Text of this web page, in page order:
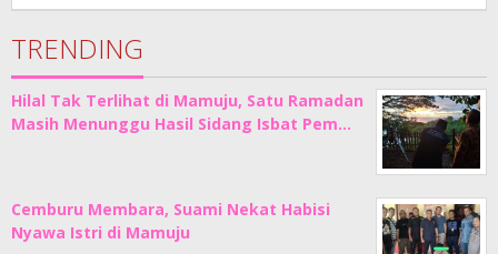
Junaedi
TRENDING
Hilal Tak Terlihat di Mamuju, Satu Ramadan
Masih Menunggu Hasil Sidang Isbat Pem…
Cemburu Membara, Suami Nekat Habisi
Nyawa Istri di Mamuju